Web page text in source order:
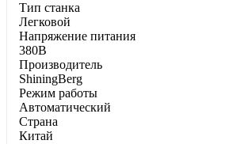
Тип станка
Легковой
Напряжение питания
380В
Производитель
ShiningBerg
Режим работы
Автоматический
Страна
Китай